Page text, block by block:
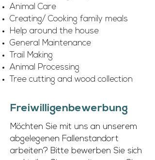
Animal Care
Creating/ Cooking family meals
Help around the house
General Maintenance
Trail Making
Animal Processing
Tree cutting and wood collection
Freiwilligenbewerbung
Möchten Sie mit uns an unserem
abgelegenen Fallenstandort
arbeiten? Bitte bewerben Sie sich